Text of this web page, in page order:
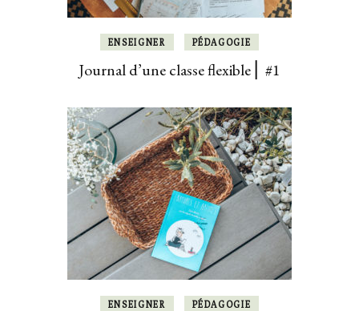
ENSEIGNER PÉDAGOGIE
Journal d’une classe flexible ⎜ #1
ENSEIGNER PÉDAGOGIE